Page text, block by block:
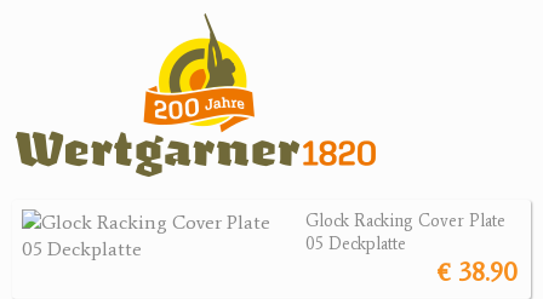
Zielfernrohre
Nachtsichtgeräte
Wärmebildgeräte
Glock Racking Cover Plate
05 Deckplatte
€ 38.90